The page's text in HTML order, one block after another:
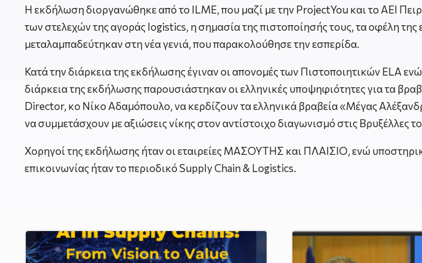
Η εκδήλωση διοργανώθηκε από το ILME, που μαζί με την ProjectYou και το ΑΕΙ
των στελεχών της αγοράς logistics, η σημασία της πιστοποίησής τους, τα οφέλη
μεταλαμπαδεύτηκαν στη νέα γενιά, που παρακολούθησε την εσπερίδα.
Κατά την διάρκεια της εκδήλωσης έγιναν οι απονομές των Πιστοποιητικών ELA
διάρκεια της εκδήλωσης παρουσιάστηκαν οι ελληνικές υποψηφιότητες για τα
Director, κο Νίκο Αδαμόπουλο, να κερδίζουν τα ελληνικά βραβεία «Μέγας
να συμμετάσχουν με αξιώσεις νίκης στον αντίστοιχο διαγωνισμό στις Βρυξέλλες
Χορηγοί της εκδήλωσης ήταν οι εταιρείες ΜΑΣΟΥΤΗΣ και ΠΛΑΙΣΙΟ, ενώ
επικοινωνίας ήταν το περιοδικό Supply Chain & Logistics.